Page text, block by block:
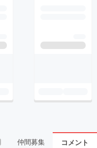
仲間募集 コメント